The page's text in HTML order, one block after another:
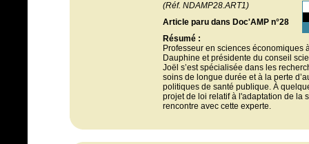
(Réf. NDAMP28.ART1)
Article paru dans Doc'AMP n°28
Résumé :
Professeur en sciences économiques
Dauphine et présidente du conseil
Joël s’est spécialisée dans les
soins de longue durée et à la perte
politiques de santé publique. À
projet de loi relatif à l'adaptation de la
rencontre avec cette experte.